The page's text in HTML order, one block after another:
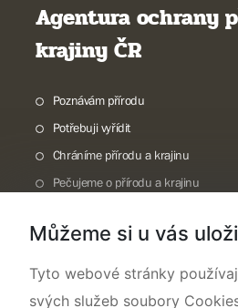
Agentura ochrany
krajiny ČR
Poznávám přírodu
Potřebuji vyřídit
Chráníme přírodu a krajinu
Pečujeme o přírodu a krajinu
O nás
Můžeme si u vás
Tyto webové stránky
svých služeb soubory